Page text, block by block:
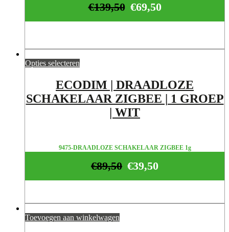
€69,50
€139,50
Opties selecteren
ECODIM | DRAADLOZE
SCHAKELAAR ZIGBEE | 1 GROEP
| WIT
9475-DRAADLOZE SCHAKELAAR ZIGBEE 1g
€39,50
€89,50
Toevoegen aan winkelwagen